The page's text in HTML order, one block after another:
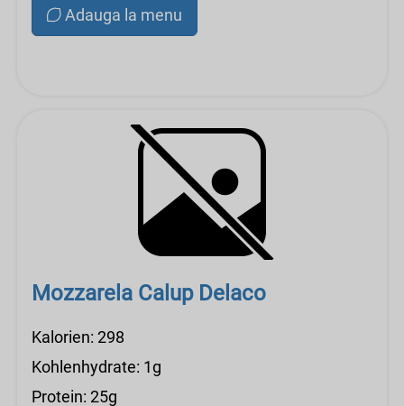
Adauga la menu
Mozzarela Calup Delaco
Kalorien: 298
Kohlenhydrate: 1g
Protein: 25g